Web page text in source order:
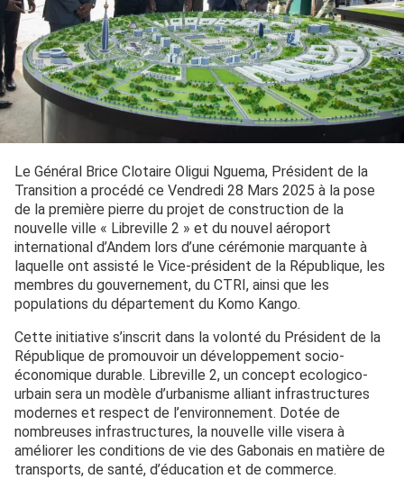
Le Général Brice Clotaire Oligui Nguema, Président de la
Transition a procédé ce Vendredi 28 Mars 2025 à la pose
de la première pierre du projet de construction de la
nouvelle ville « Libreville 2 » et du nouvel aéroport
international d’Andem lors d’une cérémonie marquante à
laquelle ont assisté le Vice-président de la République, les
membres du gouvernement, du CTRI, ainsi que les
populations du département du Komo Kango.
Cette initiative s’inscrit dans la volonté du Président de la
République de promouvoir un développement socio-
économique durable. Libreville 2, un concept ecologico-
urbain sera un modèle d’urbanisme alliant infrastructures
modernes et respect de l’environnement. Dotée de
nombreuses infrastructures, la nouvelle ville visera à
améliorer les conditions de vie des Gabonais en matière de
transports, de santé, d’éducation et de commerce.